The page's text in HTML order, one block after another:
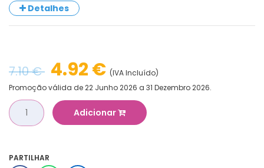
Detalhes
7.10 € 4.92 € (IVA Incluído)
Promoção válida de 22 Junho 2026 a 31 Dezembro 2026.
Adicionar
PARTILHAR